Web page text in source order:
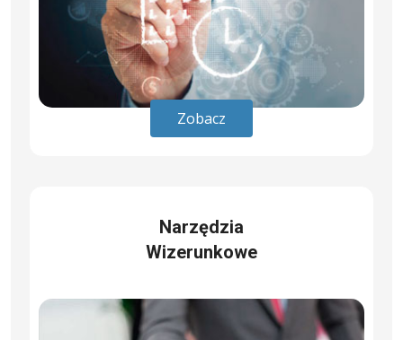
Zobacz
Narzędzia
Wizerunkowe